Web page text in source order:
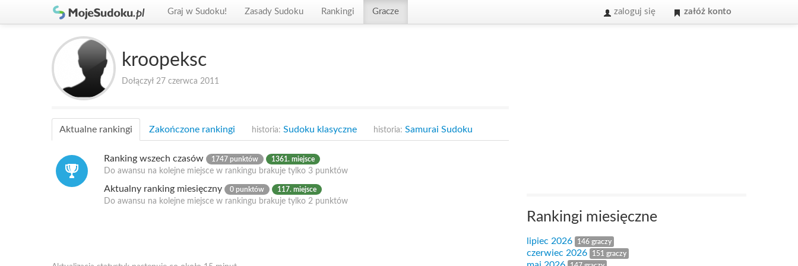
Graj w Sudoku! Zasady Sudoku Rankingi Gracze zaloguj się załóż konto
kroopeksc
Dołączył 27 czerwca 2011
Aktualne rankingi Zakończone rankingi historia: Sudoku klasyczne historia: Samurai Sudoku
Ranking wszech czasów 1747 punktów 1361. miejsce
Do awansu na kolejne miejsce w rankingu brakuje tylko 3 punktów
Aktualny ranking miesięczny 0 punktów 117. miejsce
Do awansu na kolejne miejsce w rankingu brakuje tylko 2 punktów
Rankingi miesięczne
lipiec 2026 146 graczy
czerwiec 2026 151 graczy